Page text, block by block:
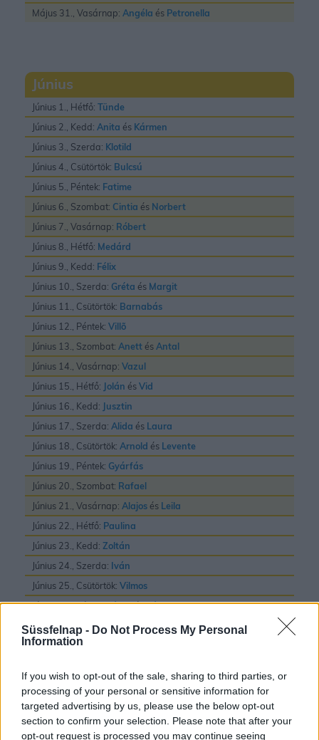
Süssfelnap - Do Not Process My Personal
Information
If you wish to opt-out of the sale, sharing to third parties, or
processing of your personal or sensitive information for
targeted advertising by us, please use the below opt-out
section to confirm your selection. Please note that after your
opt-out request is processed you may continue seeing
Május 31., Vasárnap: Angéla és Petronella
Június
Június 1., Hétfő: Tünde
Június 2., Kedd: Anita és Kármen
Június 3., Szerda: Klotild
Június 4., Csütörtök: Bulcsú
Június 5., Péntek: Fatime
Június 6., Szombat: Cintia és Norbert
Június 7., Vasárnap: Róbert
Június 8., Hétfő: Medárd
Június 9., Kedd: Félix
Június 10., Szerda: Gréta és Margit
Június 11., Csütörtök: Barnabás
Június 12., Péntek: Villõ
Június 13., Szombat: Anett ésAntal
Június 14., Vasárnap: Vazul
Június 15., Hétfő: Jolán ésVid
Június 16., Kedd: Jusztin
Június 17., Szerda: Alida és Laura
Június 18., Csütörtök: Arnold és Levente
Június 19., Péntek: Gyárfás
Június 20., Szombat: Rafael
Június 21., Vasárnap: Alajos és Leila
Június 22., Hétfő: Paulina
Június 23., Kedd: Zoltán
Június 24., Szerda: Iván
Június 25., Csütörtök: Vilmos
Június 26., Péntek:JánosésPál
Június 27., Szombat:László
Június 28., Vasárnap:
Június 30., Kedd: